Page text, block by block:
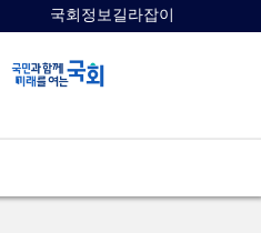
국회정보길라잡이